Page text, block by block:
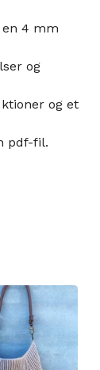
4 mm
og
og et
pdf-fil.